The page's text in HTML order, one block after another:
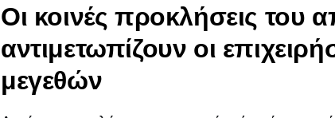
Οι κοινές προκλήσεις του
αντιμετωπίζουν οι
μεγεθών